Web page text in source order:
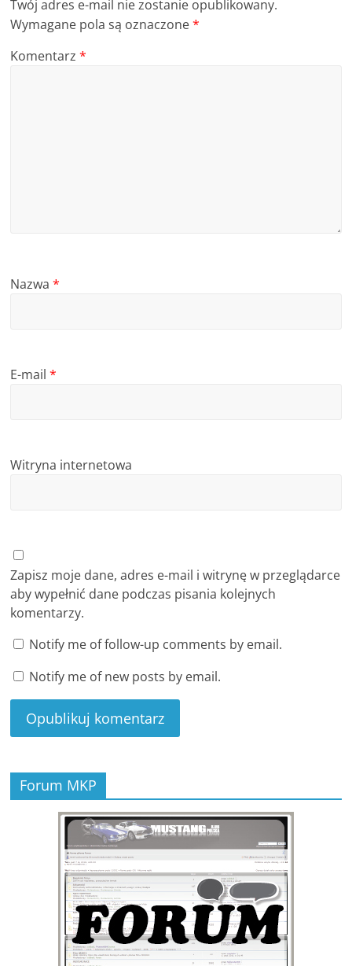
Twój adres e-mail nie zostanie opublikowany.
Wymagane pola są oznaczone*
Komentarz*
Nazwa*
E-mail*
Witryna internetowa
Zapisz moje dane, adres e-mail i witrynę w przeglądarce
aby wypełnić dane podczas pisania kolejnych
komentarzy.
Notify me of follow-up comments by email.
Notify me of new posts by email.
Forum MKP